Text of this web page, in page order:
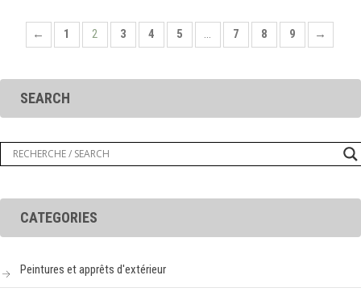
← 1 2 3 4 5 … 7 8 9 →
SEARCH
CATEGORIES
Peintures et apprêts d'extérieur